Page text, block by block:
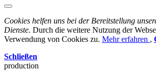
Cookies helfen uns bei der Bereitstellung
Dienste. Durch die weitere Nutzung der
Verwendung von Cookies zu. Mehr erfahren ,
Schließen
production